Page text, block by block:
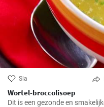
Sla
Wortel-broccolisoep
Dit is een gezonde en